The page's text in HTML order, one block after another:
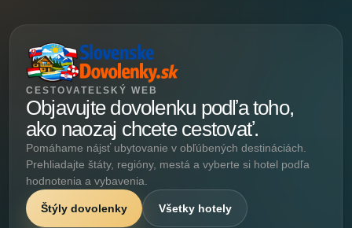
CESTOVATEĽSKÝ WEB
Objavujte dovolenku podľa toho,
ako naozaj chcete cestovať.
Pomáhame nájsť ubytovanie v obľúbených destináciách.
Prehliadajte štáty, regióny, mestá a vyberte si hotel podľa
hodnotenia a vybavenia.
Štýly dovolenky Všetky hotely